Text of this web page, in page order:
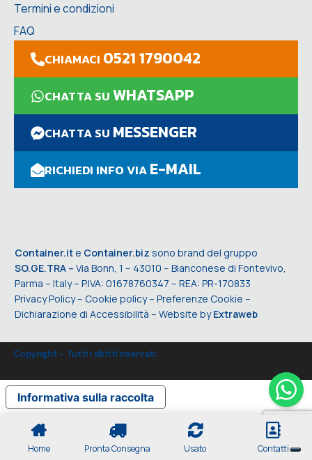
Termini e condizioni
FAQ
CHIAMACI 0521 1790042
CHATTA SUWHATSAPP
CHATTA SU MESSENGER
RICHIEDI INFO VIAE-MAIL
Container.it e Container.biz sono brand del gruppo
SO.GE.TRA – Via Bonn, 1 – 43010 – Bianconese di Fontevivo,
Parma – Italy – P.IVA: 01678760347 – REA: PR-170833
Privacy Policy– Cookie policy– Preferenze Cookie –
Dichiarazione di Accessibilità – Website byExtraweb
Copyright - Tutti i diritti riservati
Home Pronta Consegna Usato Contatti
Informativa sulla raccolta